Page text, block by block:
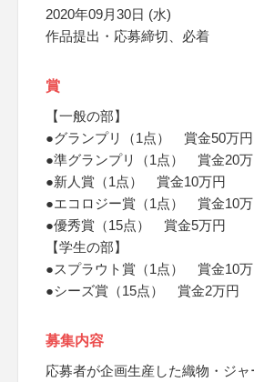
2020年09月30日 (水)
作品提出・応募締切、必着
賞
【一般の部】
●グランプリ（1点） 賞金50万円
●準グランプリ（1点） 賞金20
●新人賞（1点） 賞金10万円
●エコロジー賞（1点） 賞金10
●優秀賞（15点） 賞金5万円
【学生の部】
●スプラウト賞（1点） 賞金10
●シーズ賞（15点） 賞金2万円
募集内容
応募者が企画生産した織物・ジ